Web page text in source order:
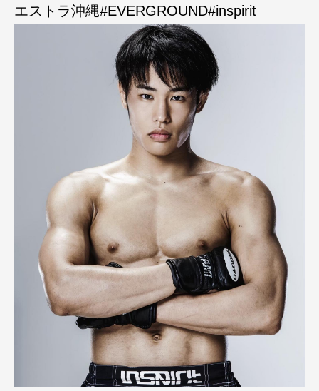
エストラ沖縄#EVERGROUND#inspirit